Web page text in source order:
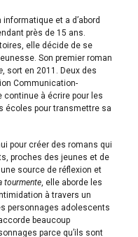
et a d’abord
près de 15 ans.
elle décide de se
Son premier roman
, sort en 2011. Deux des
Communication-
continue à écrire pour les
écoles pour transmettre sa
pour créer des romans qui
proches des jeunes et de
source de réflexion et
tourmente, elle aborde les
à travers un
personnages adolescents
beaucoup
parce qu’ils sont